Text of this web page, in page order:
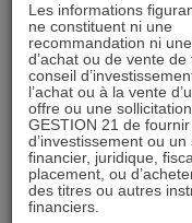
Bordeaux
Pau
Bayonne
Montpellier
Les informations
ne constituent ni une
recommandation ni
d’achat ou de vente de
conseil
l’achat ou à la vente
offre ou une
GESTION 21 de
d’investissement ou un
financier, juridique,
placement, ou
des titres ou autres
financiers.